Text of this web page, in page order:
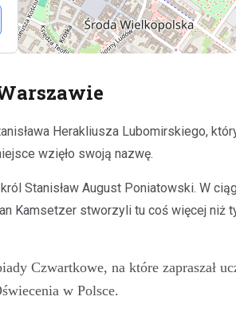
Herakliusza Lubomirskiego,
wzięło swoją nazwę.
Stanisław August Poniatowski. W
Kamsetzer stworzyli tu coś więcej
Czwartkowe, na które
w Polsce.